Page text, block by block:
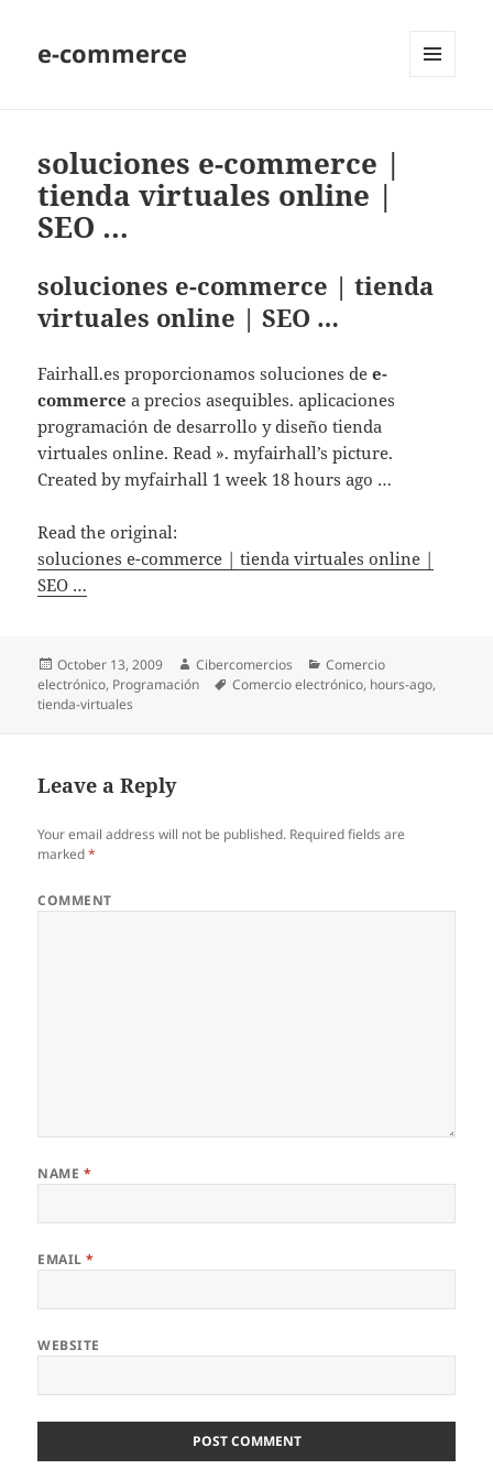
e-commerce
soluciones e-commerce |
tienda virtuales online |
SEO …
soluciones e-commerce | tienda
virtuales online | SEO …
Fairhall.es proporcionamos soluciones dee-
commerce a precios asequibles. aplicaciones
programación de desarrollo y diseño tienda
virtuales online. Read ». myfairhall’s picture.
Created by myfairhall 1 week 18 hours ago …
Read the original:
soluciones e-commerce | tienda virtuales online |
SEO …
Posted
on
October 13, 2009 Author
Cibercomercios Categories
Comercio
electrónico, Programación Tags
Comercio electrónico, hours-ago,
tienda-virtuales
Leave a Reply
Your email address will not be published. Required fields are
marked*
COMMENT
NAME *
EMAIL*
WEBSITE